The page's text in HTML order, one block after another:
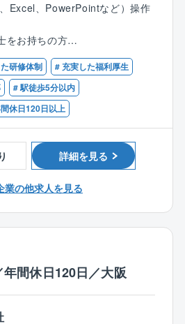
険な行動をしていないか）
はないか）
定通りに進んでいるか）
電所のメンテナンスがメインと
します。
。
プの一員として「環境」「土
相乗効果を発揮することによっ
Excel、PowerPointなど）操作
をお持ちの方
をお持ちの方
研修体制
# 充実した福利厚生
# 駅徒歩5分以内
休日120日以上
詳細を見る
業の他求人を見る
年間休日120日／大阪